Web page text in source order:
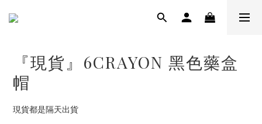
『現貨』6CRAYON 黑色藥盒
帽
現貨都是隔天出貨